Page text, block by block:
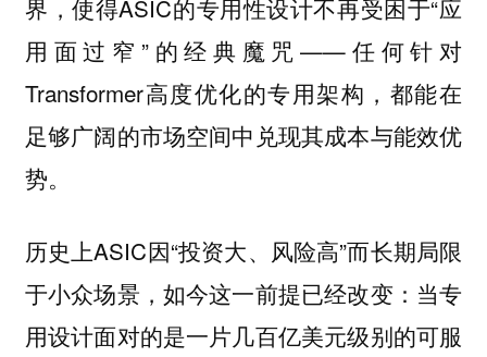
界，使得ASIC的专用性设计不再受困于“应
用面过窄”的经典魔咒——任何针对
Transformer高度优化的专用架构，都能在
足够广阔的市场空间中兑现其成本与能效优
势。
历史上ASIC因“投资大、风险高”而长期局限
于小众场景，如今这一前提已经改变：当专
用设计面对的是一片几百亿美元级别的可服